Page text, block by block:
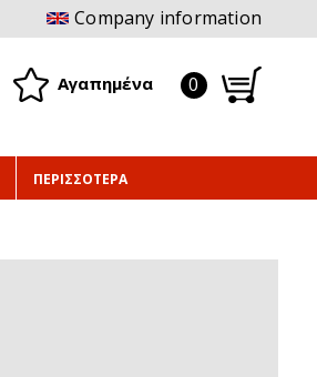
Company information
Αγαπημένα 0
ΠΕΡΙΣΣΟΤΕΡΑ